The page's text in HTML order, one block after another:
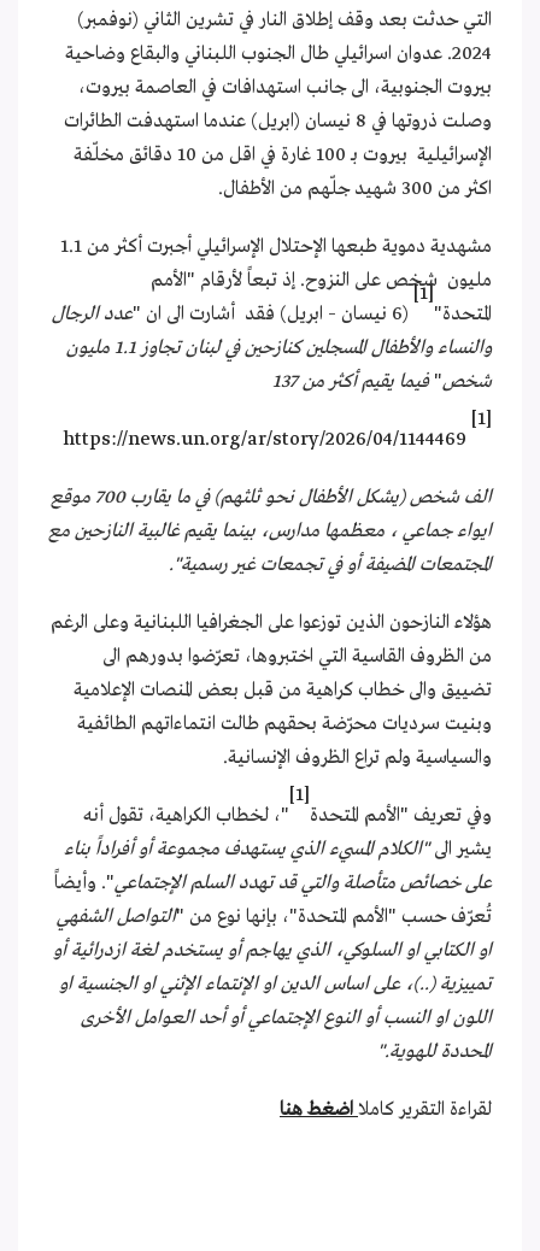
التي حدثت بعد وقف إطلاق النار في تشرين الثاني (نوفمبر)
2024. عدوان اسرائيلي طال الجنوب اللبناني والبقاع وضاحية
بيروت الجنوبية، الى جانب استهدافات في العاصمة بيروت،
وصلت ذروتها في 8 نيسان (ابريل) عندما استهدفت الطائرات
الإسرائيلية بيروت بـ 100 غارة في اقل من 10 دقائق مخلّفة
اكثر من 300 شهيد جلّهم من الأطفال.
مشهدية دموية طبعها الإحتلال الإسرائيلي أجبرت أكثر من 1.1
مليون شخص على النزوح. إذ تبعاً لأرقام "الأمم
المتحدة"
[1]
(6 نيسان – ابريل) فقد أشارت الى ان "
عدد الرجال
والنساء والأطفال المسجلين كنازحين في لبنان تجاوز 1.1 مليون
شخص"فيما يقيم أكثر من 137
[1]
https://news.un.org/ar/story/2026/04/1144469
الف شخص (يشكل الأطفال نحو ثلثهم) في ما يقارب 700 موقع
ايواء جماعي ، معظمها مدارس، بينما يقيم غالبية النازحين مع
المجتمعات المضيفة أو في تجمعات غير رسمية".
هؤلاء النازحون الذين توزعوا على الجغرافيا اللبنانية وعلى الرغم
من الظروف القاسية التي اختبروها، تعرّضوا بدورهم الى
تضييق والى خطاب كراهية من قبل بعض المنصات الإعلامية
وبنيت سرديات محرّضة بحقهم طالت انتماءاتهم الطائفية
والسياسية ولم تراع الظروف الإنسانية.
وفي تعريف "الأمم المتحدة
[1]
"، لخطاب الكراهية، تقول أنه
يشير الى"الكلام المسيء الذي يستهدف مجموعة أو أفراداً بناء
على خصائص متأصلة والتي قد تهدد السلم الإجتماعي". وأيضاً
تُعرّف حسب "الأمم المتحدة"، بإنها نوع من "التواصل الشفهي
او الكتابي او السلوكي، الذي يهاجم أو يستخدم لغة ازدرائية أو
تمييزية (..)، على اساس الدين او الإنتماء الإثني او الجنسية او
اللون او النسب أو النوع الإجتماعي أو أحد العوامل الأخرى
المحددة للهوية."
لقراءة التقرير كاملا اضغط هنا